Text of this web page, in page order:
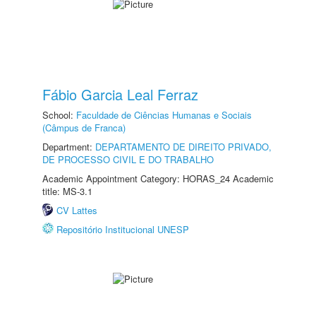
Fábio Garcia Leal Ferraz
School: Faculdade de Ciências Humanas e Sociais
(Câmpus de Franca)
Department: DEPARTAMENTO DE DIREITO PRIVADO,
DE PROCESSO CIVIL E DO TRABALHO
Academic Appointment Category: HORAS_24 Academic
title: MS-3.1
CV Lattes
Repositório Institucional UNESP